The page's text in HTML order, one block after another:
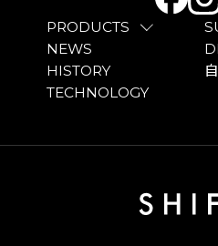
PRODUCTS
NEWS
HISTORY
TECHNOLOGY